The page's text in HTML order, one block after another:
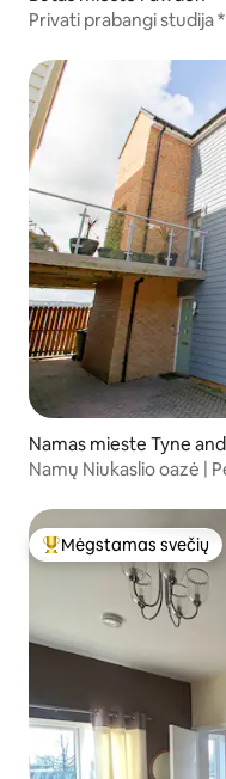
Privati prabangi studija
Namas mieste Tyne
Namų Niukaslio oazė |
Svečių mėgstamiausias
Mėgstamas svečių